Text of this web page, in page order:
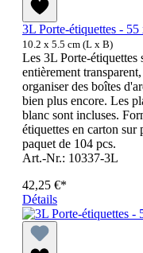
3L Porte-étiquettes - 55
10.2 x 5.5 cm (L x B)
Les 3L Porte-étiquettes
entièrement
organiser des boîtes
bien plus encore. Les
blanc sont incluses.
étiquettes en carton
paquet de 104 pcs.
Art.-Nr.: 10337-3L
42,25 €*
Détails